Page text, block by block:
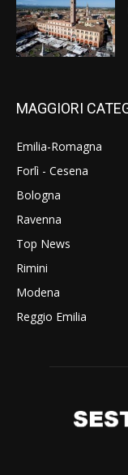
MAGGIORI
Emilia-Romagna
Forlì - Cesena
Bologna
Ravenna
Top News
Rimini
Modena
Reggio Emilia